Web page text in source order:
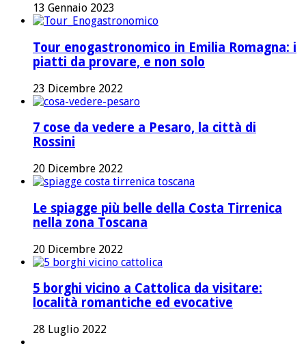
13 Gennaio 2023
Tour enogastronomico in Emilia Romagna: i
piatti da provare, e non solo
23 Dicembre 2022
7 cose da vedere a Pesaro, la città di
Rossini
20 Dicembre 2022
Le spiagge più belle della Costa Tirrenica
nella zona Toscana
20 Dicembre 2022
5 borghi vicino a Cattolica da visitare:
località romantiche ed evocative
28 Luglio 2022